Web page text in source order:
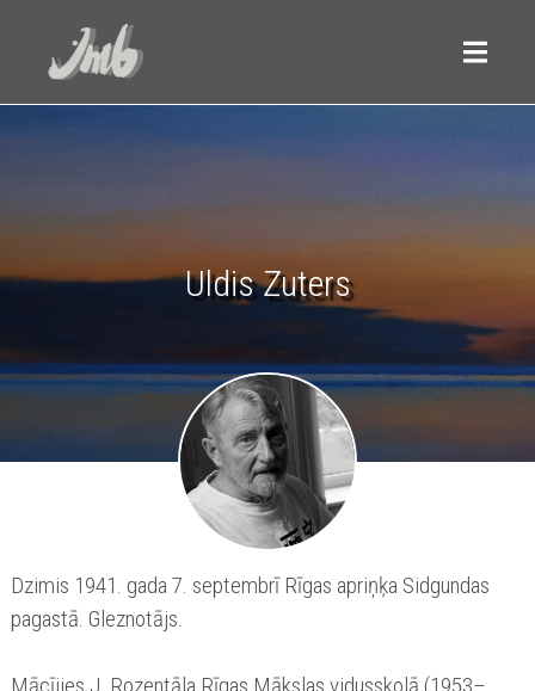
Uldis Zuters
Dzimis 1941. gada 7. septembrī Rīgas apriņķa Sidgundas
pagastā. Gleznotājs.
Mācījies J. Rozentāla Rīgas Mākslas vidusskolā (1953–